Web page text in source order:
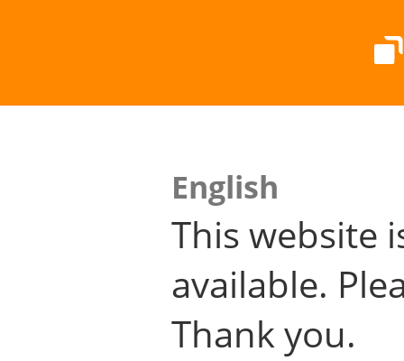
English
This website
available.
Thank you.